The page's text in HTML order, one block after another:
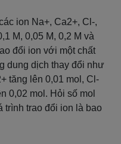
ion Na+, Ca2+, Cl-,
M, 0,05 M, 0,2 M và
đổi ion với một chất
dung dịch thay đổi như
tăng lên 0,01 mol, Cl-
0,02 mol. Hỏi số mol
trình trao đổi ion là bao